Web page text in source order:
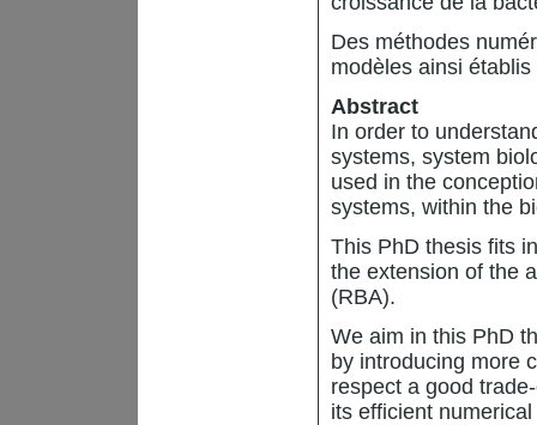
Des méthodes
modèles ainsi
Abstract
In order to
systems, system
used in the
systems, within the
This PhD thesis fits
the extension of the
(RBA).
We aim in this PhD
by introducing more
respect a good
its efficient